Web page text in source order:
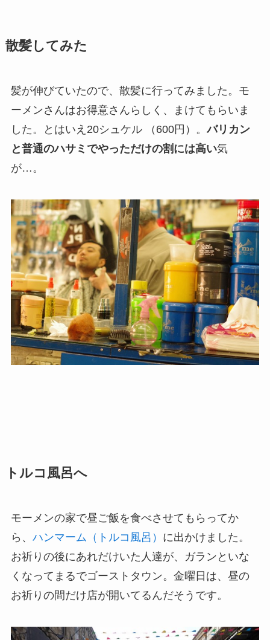
散髪してみた
髪が伸びていたので、散髪に行ってみました。モ
ーメンさんはお得意さんらしく、まけてもらいま
した。とはいえ20シュケル （600円）。バリカン
と普通のハサミでやっただけの割には高い気
が…。
トルコ風呂へ
モーメンの家で昼ご飯を食べさせてもらってか
ら、 ハンマーム（トルコ風呂） に出かけました。
お祈りの後にあれだけいた人達が、ガランといな
くなってまるでゴーストタウン。金曜日は、昼の
お祈りの間だけ店が開いてるんだそうです。